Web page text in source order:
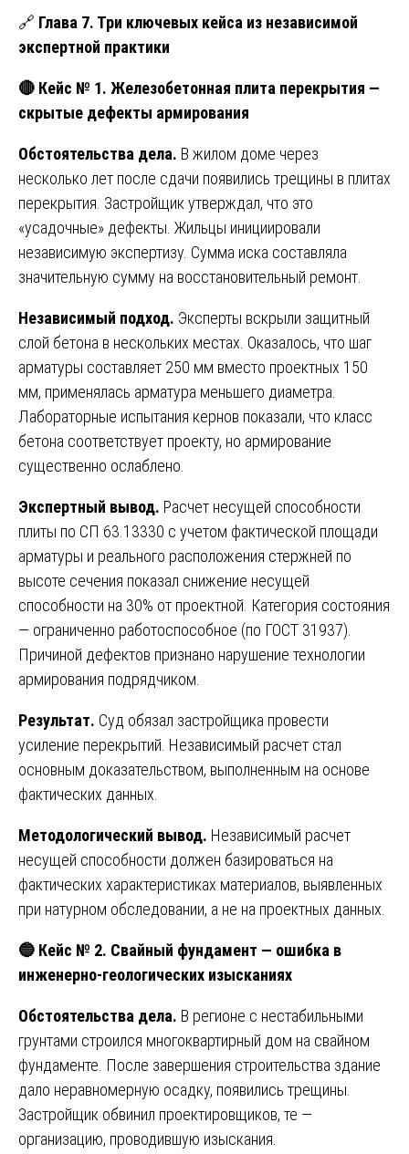
🔗 Глава 7. Три ключевых кейса из независимой
экспертной практики
🔴 Кейс № 1. Железобетонная плита перекрытия —
скрытые дефекты армирования
Обстоятельства дела. В жилом доме через
несколько лет после сдачи появились трещины в плитах
перекрытия. Застройщик утверждал, что это
«усадочные» дефекты. Жильцы инициировали
независимую экспертизу. Сумма иска составляла
значительную сумму на восстановительный ремонт.
Независимый подход. Эксперты вскрыли защитный
слой бетона в нескольких местах. Оказалось, что шаг
арматуры составляет 250 мм вместо проектных 150
мм, применялась арматура меньшего диаметра.
Лабораторные испытания кернов показали, что класс
бетона соответствует проекту, но армирование
существенно ослаблено.
Экспертный вывод. Расчет несущей способности
плиты по СП 63.13330 с учетом фактической площади
арматуры и реального расположения стержней по
высоте сечения показал снижение несущей
способности на 30% от проектной. Категория состояния
— ограниченно работоспособное (по ГОСТ 31937).
Причиной дефектов признано нарушение технологии
армирования подрядчиком.
Результат. Суд обязал застройщика провести
усиление перекрытий. Независимый расчет стал
основным доказательством, выполненным на основе
фактических данных.
Методологический вывод. Независимый расчет
несущей способности должен базироваться на
фактических характеристиках материалов, выявленных
при натурном обследовании, а не на проектных данных.
🔵 Кейс № 2. Свайный фундамент — ошибка в
инженерно-геологических изысканиях
Обстоятельства дела. В регионе с нестабильными
грунтами строился многоквартирный дом на свайном
фундаменте. После завершения строительства здание
дало неравномерную осадку, появились трещины.
Застройщик обвинил проектировщиков, те —
организацию, проводившую изыскания.